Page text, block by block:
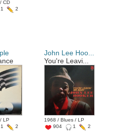
CD
1 2
LP
1 2
John Lee Hoo...
You're Leavi...
1968 / Blues / LP
904
1 2